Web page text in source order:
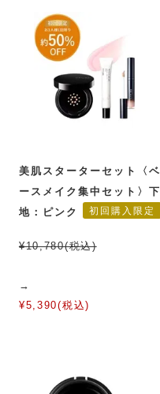
美肌スターターセット〈ベ
ースメイク集中セット〉下
地：ピンク
初回購入限定
¥10,780(税込)
→
¥5,390(税込)